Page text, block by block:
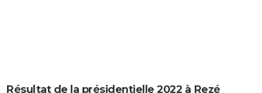
CARTE DE VOEUX
Résultat de la présidentielle 2022 à Rezé